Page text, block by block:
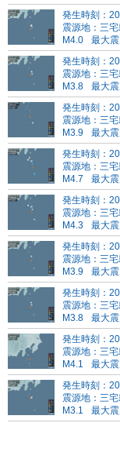
発生時刻：
震源地：三
M4.0
最大
発生時刻：
震源地：三
M3.8
最大
発生時刻：
震源地：三
M3.9
最大
発生時刻：
震源地：三
M4.7
最大
発生時刻：
震源地：三
M4.3
最大
発生時刻：
震源地：三
M3.9
最大
発生時刻：
震源地：三
M3.8
最大
発生時刻：
震源地：三
M4.1
最大
発生時刻：
震源地：三
M3.1
最大